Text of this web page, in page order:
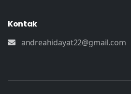
Kontak
andreahidayat22@gmail.com